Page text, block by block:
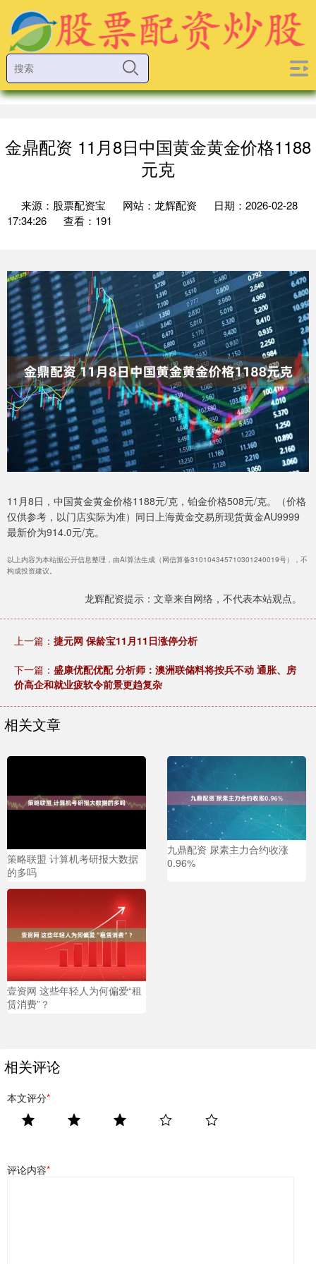
金鼎配资 11月8日中国黄金黄金价格1188
元克
来源：股票配资宝 网站：龙辉配资
日期：2026-02-28
17:34:26
查看：191
11月8日，中国黄金黄金价格1188元/克，铂金价格508元/克。（价格
仅供参考，以门店实际为准）同日上海黄金交易所现货黄金AU9999
最新价为914.0元/克。
以上内容为本站据公开信息整理，由AI算法生成（网信算备310104345710301240019号），不
构成投资建议。
龙辉配资提示：文章来自网络，不代表本站观点。
上一篇： 捷元网 保龄宝11月11日涨停分析
下一篇： 盛康优配优配 分析师：澳洲联储料将按兵不动 通胀、房
价高企和就业疲软令前景更趋复杂
相关文章
策略联盟 计算机考研报大数据
的多吗
九鼎配资 尿素主力合约收涨
0.96%
壹资网 这些年轻人为何偏爱“租
赁消费”？
相关评论
本文评分*
评论内容*